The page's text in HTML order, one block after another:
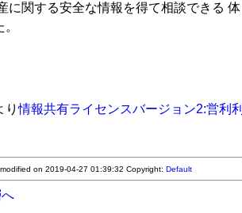
関する安全な情報を得て相談できる 体
り情報共有ライセンスバージョン2:営利利
on 2019-04-27 01:39:32 Copyright: Default
へ